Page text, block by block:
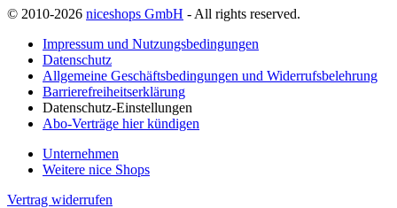
© 2010-2026 niceshops GmbH - All rights reserved.
Impressum und Nutzungsbedingungen
Datenschutz
Allgemeine Geschäftsbedingungen und Widerrufsbelehrung
Barrierefreiheitserklärung
Datenschutz-Einstellungen
Abo-Verträge hier kündigen
Unternehmen
Weitere nice Shops
Vertrag widerrufen